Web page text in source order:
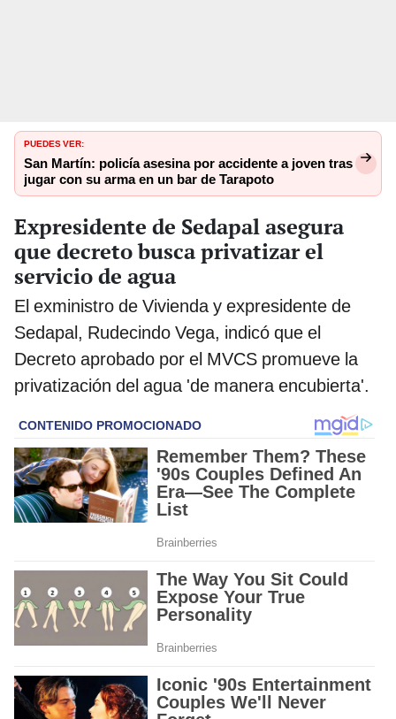
PUEDES VER:
San Martín: policía asesina por accidente a joven tras
jugar con su arma en un bar de Tarapoto
Expresidente de Sedapal asegura
que decreto busca privatizar el
servicio de agua
El exministro de Vivienda y expresidente de
Sedapal, Rudecindo Vega, indicó que el
Decreto aprobado por el MVCS promueve la
privatización del agua 'de manera encubierta'.